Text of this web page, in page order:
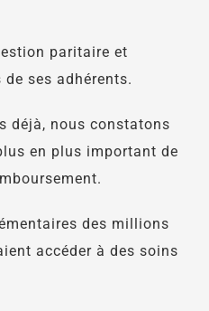
paritaire et
ses adhérents.
déjà, nous constatons
en plus important de
des millions
accéder à des soins